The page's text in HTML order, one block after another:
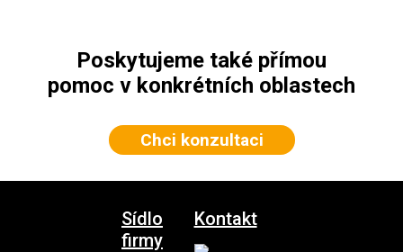
Poskytujeme také přímou
pomoc v konkrétních oblastech
Chci konzultaci
Sídlo
firmy
Kontakt